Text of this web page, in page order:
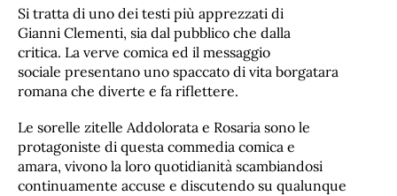
Si tratta di uno dei testi più apprezzati di
Gianni Clementi, sia dal pubblico che dalla
critica. La verve comica ed il messaggio
sociale presentano uno spaccato di vita borgatara
romana che diverte e fa riflettere.
Le sorelle zitelle Addolorata e Rosaria sono le
protagoniste di questa commedia comica e
amara, vivono la loro quotidianità scambiandosi
continuamente accuse e discutendo su qualunque